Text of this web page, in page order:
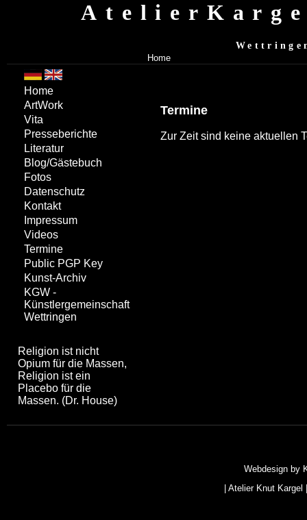
Home
Termine
Zur Zeit sind keine aktuellen
Home
ArtWork
Vita
Presseberichte
Literatur
Blog/Gästebuch
Fotos
Datenschutz
Kontakt
Impressum
Videos
Termine
Public PGP Key
Kunst-Archiv
KGW -
Künstlergemeinschaft
Wettringen
Religion ist nicht
Opium für die Massen,
Religion ist ein
Placebo für die
Massen. (Dr. House)
Webdesign by
|Atelier Knut Kargel